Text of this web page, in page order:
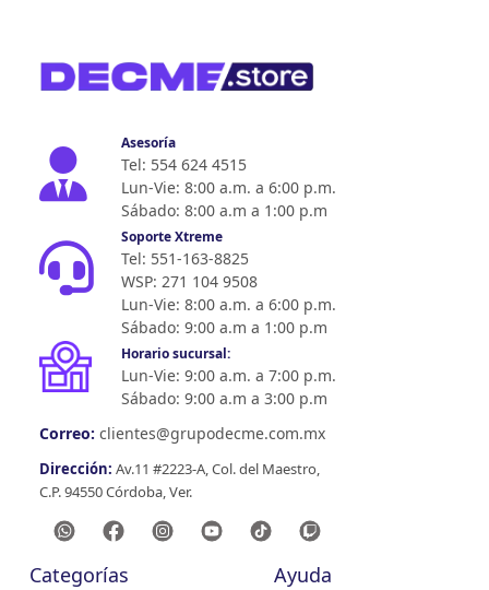
Asesoría
Tel: 554 624 4515
Lun-Vie: 8:00 a.m. a 6:00 p.m.
Sábado: 8:00 a.m a 1:00 p.m
Soporte Xtreme
Tel: 551-163-8825
WSP: 271 104 9508
Lun-Vie: 8:00 a.m. a 6:00 p.m.
Sábado: 9:00 a.m a 1:00 p.m
Horario sucursal:
Lun-Vie: 9:00 a.m. a 7:00 p.m.
Sábado: 9:00 a.m a 3:00 p.m
Correo: clientes@grupodecme.com.mx
Dirección: Av.11 #2223-A, Col. del Maestro,
C.P. 94550 Córdoba, Ver.
Categorías
Ayuda